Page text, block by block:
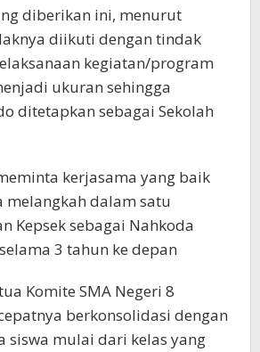
diberikan ini, menurut
diikuti dengan tindak
kegiatan/program
ukuran sehingga
ditetapkan sebagai Sekolah
kerjasama yang baik
melangkah dalam satu
Kepsek sebagai Nahkoda
3 tahun ke depan
Komite SMA Negeri 8
berkonsolidasi dengan
siswa mulai dari kelas yang